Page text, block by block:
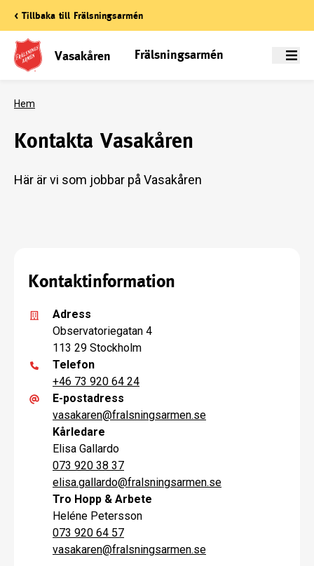
< Tillbaka till Frälsningsarmén
Vasakåren Frälsningsarmén Meny
Hem
Kontakta Vasakåren
Här är vi som jobbar på Vasakåren
Kontaktinformation
Adress
Observatoriegatan 4
113 29 Stockholm
Telefon
+46 73 920 64 24
E-postadress
vasakaren@fralsningsarmen.se
Kårledare
Elisa Gallardo
073 920 38 37
elisa.gallardo@fralsningsarmen.se
Tro Hopp & Arbete
Heléne Petersson
073 920 64 57
vasakaren@fralsningsarmen.se